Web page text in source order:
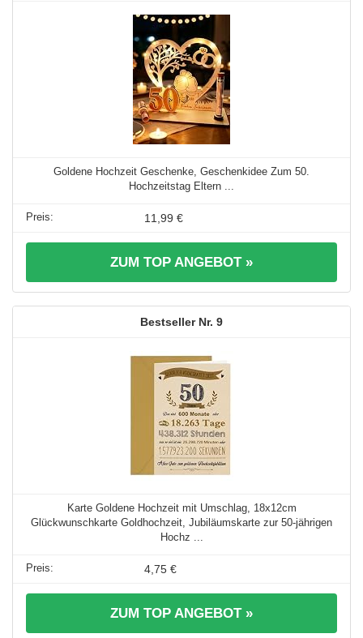
Goldene Hochzeit Geschenke, Geschenkidee Zum 50.
Hochzeitstag Eltern ...
11,99 €
ZUM TOP ANGEBOT »
9
Karte Goldene Hochzeit mit Umschlag, 18x12cm
Glückwunschkarte Goldhochzeit, Jubiläumskarte zur 50-jährigen
Hochz ...
4,75 €
ZUM TOP ANGEBOT »